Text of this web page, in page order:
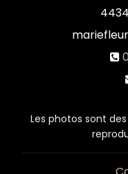
Les photos sont